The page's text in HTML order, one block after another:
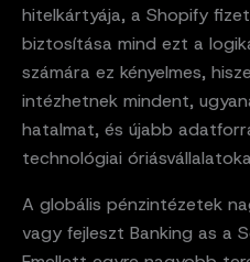
hitelkártyája, a Shopify
biztosítása mind ezt a
számára ez kényelmes,
intézhetnek mindent,
hatalmat, és újabb
technológiai
A globális pénzintézetek
vagy fejleszt Banking as a